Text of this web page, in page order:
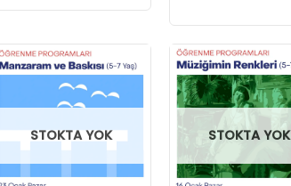
STOKTA YOK STOKTA YOK